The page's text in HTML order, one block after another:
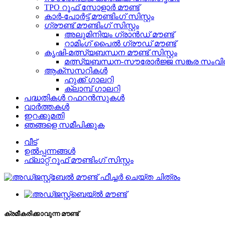
TPO റൂഫ് സോളാർ മൗണ്ട്
കാർ-പോർട്ട് മൗണ്ടിംഗ് സിസ്റ്റം
ഗ്രൗണ്ട് മൗണ്ടിംഗ് സിസ്റ്റം
അലുമിനിയം ഗ്രാൻഡ് മൗണ്ട്
റാമിംഗ് പൈൽ ഗ്രൗഡ് മൗണ്ട്
കൃഷി-മത്സ്യബന്ധന മൗണ്ട് സിസ്റ്റം
മത്സ്യബന്ധന-സൗരോർജ്ജ സങ്കര
ആക്‌സസറികൾ
ഹുക്ക് ഗാലറി
ക്ലാമ്പ് ഗാലറി
പദ്ധതികൾ റഫറൻസുകൾ
വാർത്തകൾ
ഇറക്കുമതി
ഞങ്ങളെ സമീപിക്കുക
വീട്
ഉൽപ്പന്നങ്ങൾ
ഫ്ലാറ്റ് റൂഫ് മൗണ്ടിംഗ് സിസ്റ്റം
ക്രമീകരിക്കാവുന്ന മൗണ്ട്